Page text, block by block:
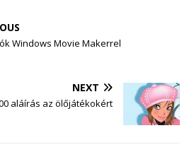
Windows Movie Makerrel
NEXT
aláírás az ölőjátékokért